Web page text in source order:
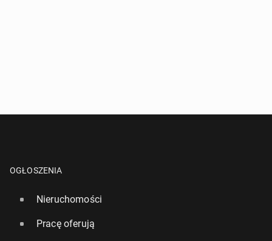
OGŁOSZENIA
Nieruchomości
Pracę oferują